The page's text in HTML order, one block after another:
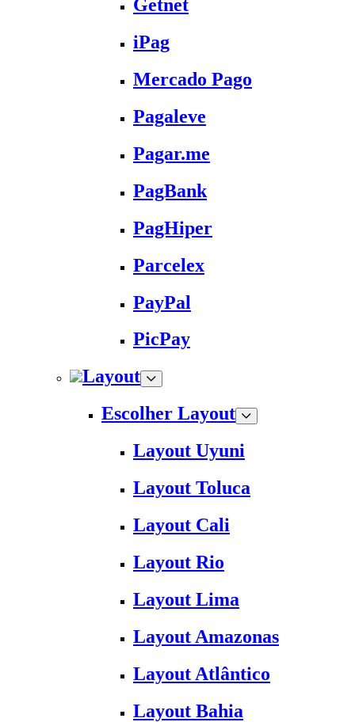
Getnet
iPag
Mercado Pago
Pagaleve
Pagar.me
PagBank
PagHiper
Parcelex
PayPal
PicPay
Layout
Escolher Layout
Layout Uyuni
Layout Toluca
Layout Cali
Layout Rio
Layout Lima
Layout Amazonas
Layout Atlântico
Layout Bahia